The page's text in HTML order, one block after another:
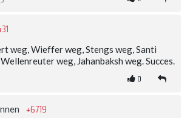
weg, Wieffer weg, Stengs weg, Santi
weg, Jahanbaksh weg. Succes.
0
+6719